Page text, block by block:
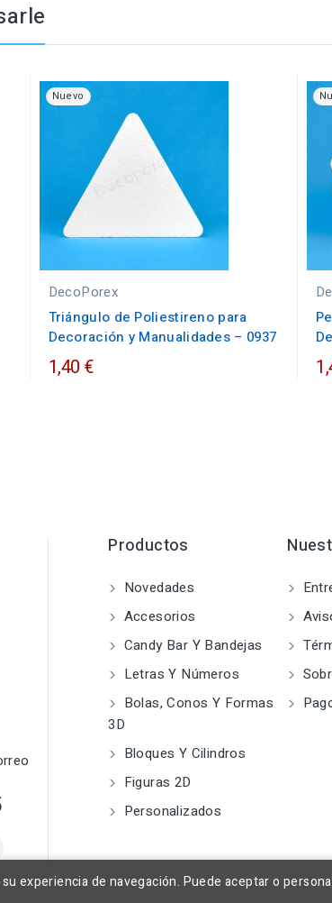
Nuevo
DecoPorex
Triángulo de Poliestireno para
Decoración y Manualidades – 0937
1,40 €
Productos
Novedades
Accesorios
Candy Bar Y Bandejas
Letras Y Números
Bolas, Conos Y Formas
3D
Bloques Y Cilindros
Figuras 2D
Personalizados
experiencia de navegación. Puede aceptar o